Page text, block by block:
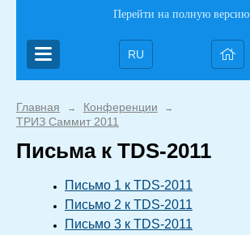
Перейти на полную версию
RU
Главная → Конференции →
ТРИЗ Саммит 2011
Письма к TDS-2011
Письмо 1 к TDS-2011
Письмо 2 к TDS-2011
Письмо 3 к TDS-2011